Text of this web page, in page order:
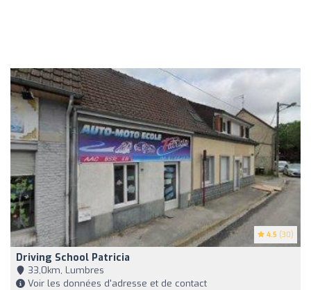
4.5 (30)
Driving School Patricia
33,0km, Lumbres
Voir les données d'adresse et de contact